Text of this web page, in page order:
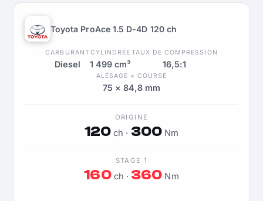
Toyota ProAce 1.5 D-4D 120 ch
CARBURANT
Diesel
CYLINDRÉE
1 499 cm³
TAUX DE COMPRESSION
16,5:1
ALÉSAGE × COURSE
75 × 84,8 mm
ORIGINE
120 ch · 300Nm
STAGE 1
160ch · 360 Nm